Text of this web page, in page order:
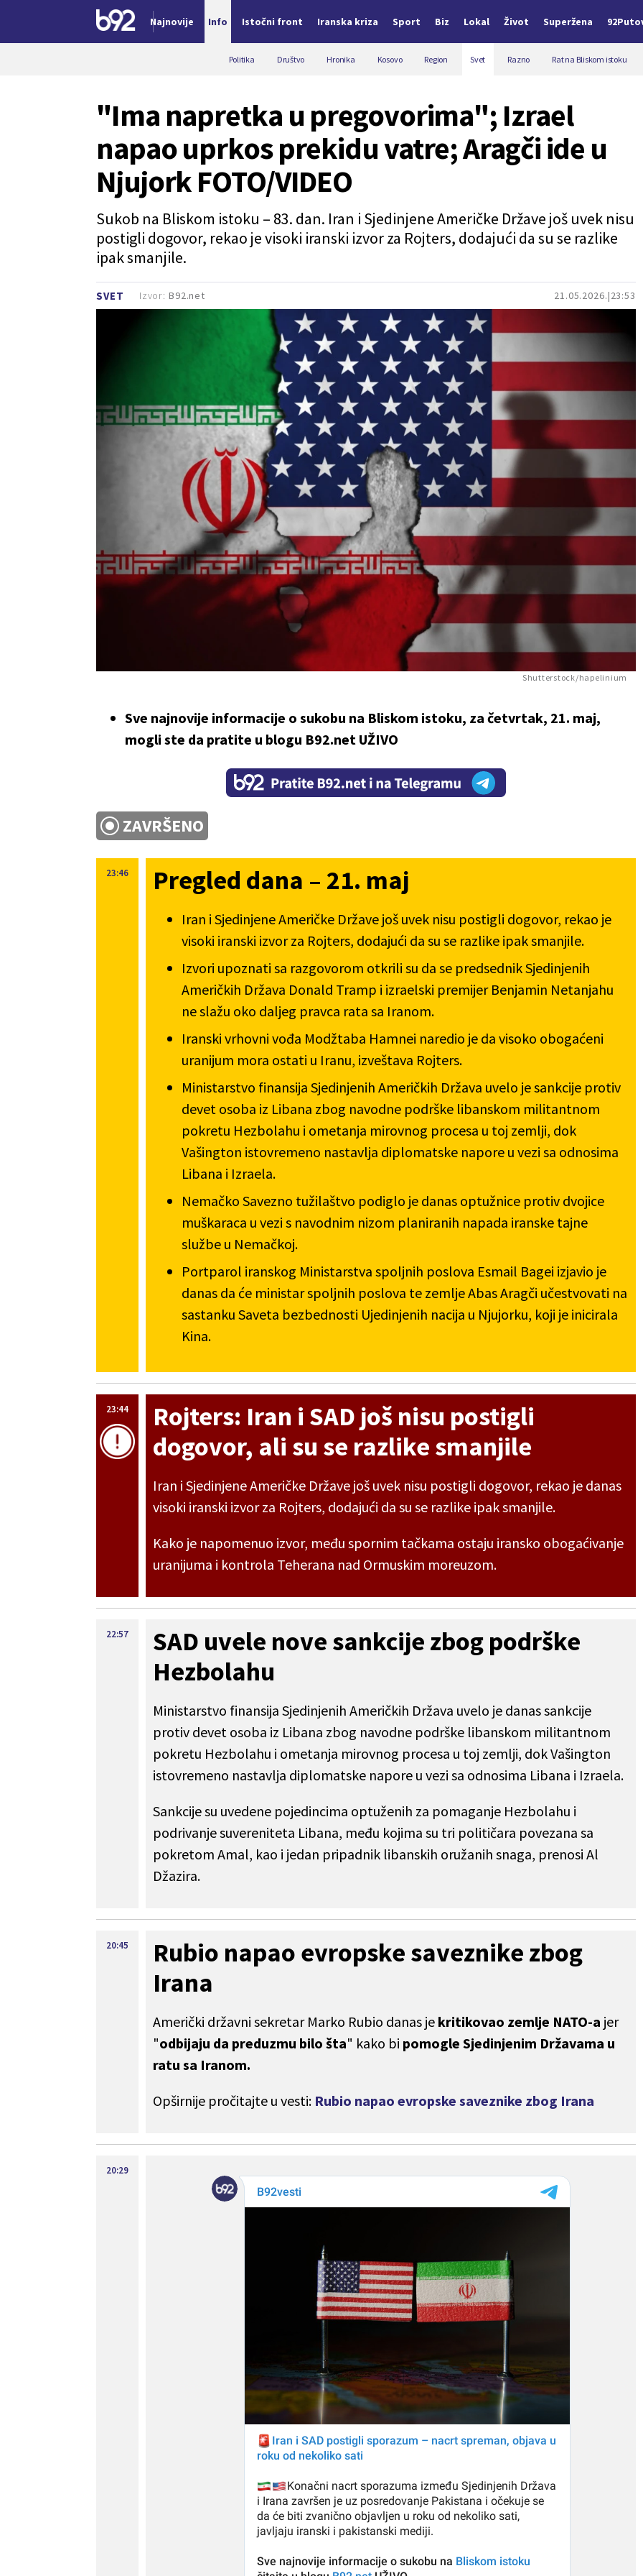
Najnovije Info Istočni front Iranska kriza Sport Biz Lokal Život Superžena
Politika Društvo Hronika Kosovo Region Svet Razno Rat na Bliskom istoku
SVET 21.05.2026. 23:53
"Ima napretka u pregovorima"; Izrael
napao uprkos prekidu vatre; Aragči ide u
Njujork FOTO/VIDEO
Sukob na Bliskom istoku – 83. dan. Iran i Sjedinjene Američke Države još uvek nisu
postigli dogovor, rekao je visoki iranski izvor za Rojters, dodajući da su se razlike
ipak smanjile.
Izvor: B92.net
Shutterstock/hapelinium
Sve najnovije informacije o sukobu na Bliskom istoku, za četvrtak, 21. maj,
mogli ste da pratite u blogu B92.net UŽIVO
ZAVRŠENO
23:46 Pregled dana – 21. maj
Iran i Sjedinjene Američke Države još uvek nisu postigli dogovor, rekao je
visoki iranski izvor za Rojters, dodajući da su se razlike ipak smanjile.
Izvori upoznati sa razgovorom otkrili su da se predsednik Sjedinjenih
Američkih Država Donald Tramp i izraelski premijer Benjamin Netanjahu
ne slažu oko daljeg pravca rata sa Iranom.
Iranski vrhovni vođa Modžtaba Hamnei naredio je da visoko obogaćeni
uranijum mora ostati u Iranu, izveštava Rojters.
Ministarstvo finansija Sjedinjenih Američkih Država uvelo je sankcije protiv
devet osoba iz Libana zbog navodne podrške libanskom militantnom
pokretu Hezbolahu i ometanja mirovnog procesa u toj zemlji, dok
Vašington istovremeno nastavlja diplomatske napore u vezi sa odnosima
Libana i Izraela.
Nemačko Savezno tužilaštvo podiglo je danas optužnice protiv dvojice
muškaraca u vezi s navodnim nizom planiranih napada iranske tajne
službe u Nemačkoj.
Portparol iranskog Ministarstva spoljnih poslova Esmail Bagei izjavio je
danas da će ministar spoljnih poslova te zemlje Abas Aragči učestvovati na
sastanku Saveta bezbednosti Ujedinjenih nacija u Njujorku, koji je inicirala
Kina.
23:44
Rojters: Iran i SAD još nisu postigli
dogovor, ali su se razlike smanjile
Iran i Sjedinjene Američke Države još uvek nisu postigli dogovor, rekao je danas
visoki iranski izvor za Rojters, dodajući da su se razlike ipak smanjile.
Kako je napomenuo izvor, među spornim tačkama ostaju iransko obogaćivanje
uranijuma i kontrola Teherana nad Ormuskim moreuzom.
22:57
SAD uvele nove sankcije zbog podrške
Hezbolahu
Ministarstvo finansija Sjedinjenih Američkih Država uvelo je danas sankcije
protiv devet osoba iz Libana zbog navodne podrške libanskom militantnom
pokretu Hezbolahu i ometanja mirovnog procesa u toj zemlji, dok Vašington
istovremeno nastavlja diplomatske napore u vezi sa odnosima Libana i Izraela.
Sankcije su uvedene pojedincima optuženih za pomaganje Hezbolahu i
podrivanje suvereniteta Libana, među kojima su tri političara povezana sa
pokretom Amal, kao i jedan pripadnik libanskih oružanih snaga, prenosi Al
Džazira.
20:45
Rubio napao evropske saveznike zbog
Irana
Američki državni sekretar Marko Rubio danas je kritikovao zemlje NATO-a jer
"odbijaju da preduzmu bilo šta" kako bi pomogle Sjedinjenim Državama u
ratu sa Iranom.
Opširnije pročitajte u vesti: Rubio napao evropske saveznike zbog Irana
20:29